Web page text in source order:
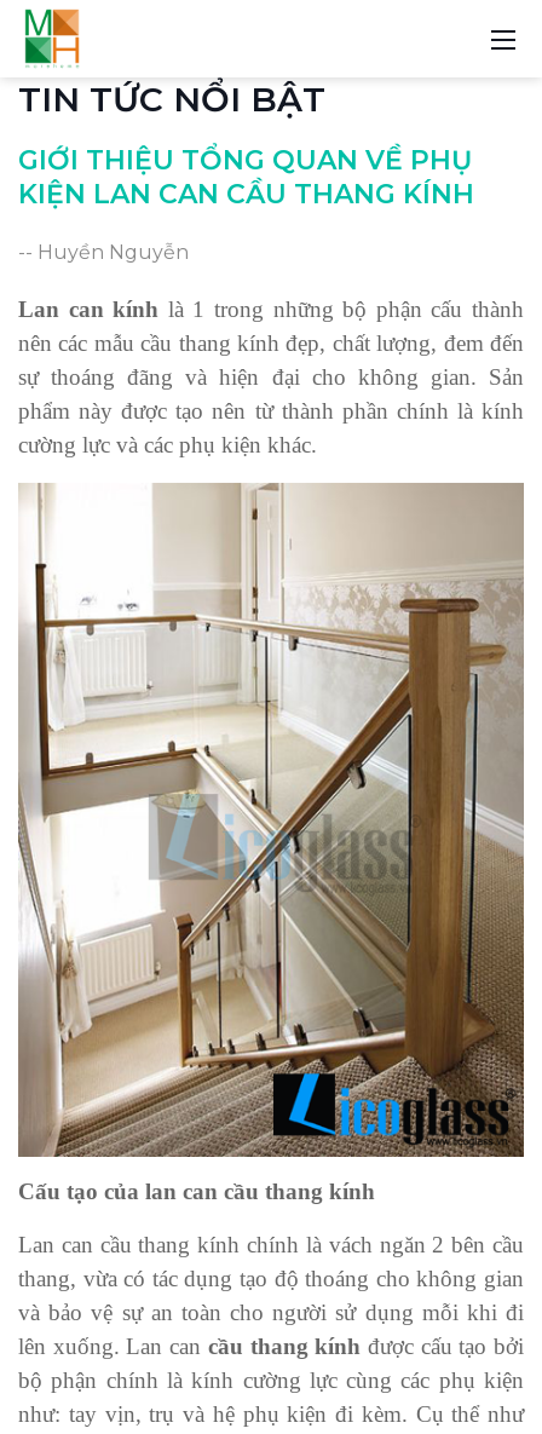
TIN TỨC NỔI BẬT
GIỚI THIỆU TỔNG QUAN VỀ PHỤ
KIỆN LAN CAN CẦU THANG KÍNH
-- Huyền Nguyễn
Lan can kính là 1 trong những bộ phận cấu thành
nên các mẫu cầu thang kính đẹp, chất lượng, đem đến
sự thoáng đãng và hiện đại cho không gian. Sản
phẩm này được tạo nên từ thành phần chính là kính
cường lực và các phụ kiện khác.
Cấu tạo của lan can cầu thang kính
Lan can cầu thang kính chính là vách ngăn 2 bên cầu
thang, vừa có tác dụng tạo độ thoáng cho không gian
và bảo vệ sự an toàn cho người sử dụng mỗi khi đi
lên xuống. Lan can cầu thang kính được cấu tạo bởi
bộ phận chính là kính cường lực cùng các phụ kiện
như: tay vịn, trụ và hệ phụ kiện đi kèm. Cụ thể như